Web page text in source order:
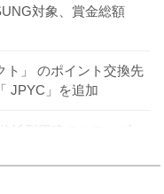
対象、賞金総額
ト」 のポイント交換先
JPYC」を追加
信託型円建てステーブル